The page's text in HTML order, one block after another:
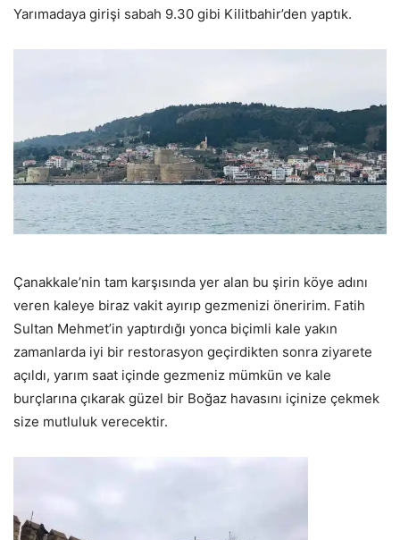
Yarımadaya girişi sabah 9.30 gibi Kilitbahir’den yaptık.
Çanakkale’nin tam karşısında yer alan bu şirin köye adını
veren kaleye biraz vakit ayırıp gezmenizi öneririm. Fatih
Sultan Mehmet’in yaptırdığı yonca biçimli kale yakın
zamanlarda iyi bir restorasyon geçirdikten sonra ziyarete
açıldı, yarım saat içinde gezmeniz mümkün ve kale
burçlarına çıkarak güzel bir Boğaz havasını içinize çekmek
size mutluluk verecektir.